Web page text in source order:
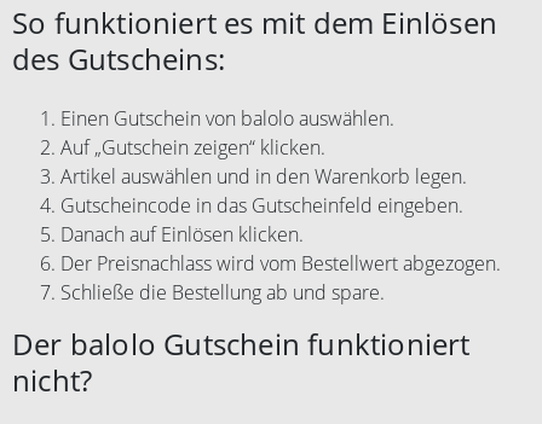
So funktioniert es mit dem Einlösen
des Gutscheins:
Einen Gutschein von balolo auswählen.
Auf „Gutschein zeigen“ klicken.
Artikel auswählen und in den Warenkorb legen.
Gutscheincode in das Gutscheinfeld eingeben.
Danach auf Einlösen klicken.
Der Preisnachlass wird vom Bestellwert abgezogen.
Schließe die Bestellung ab und spare.
Der balolo Gutschein funktioniert
nicht?